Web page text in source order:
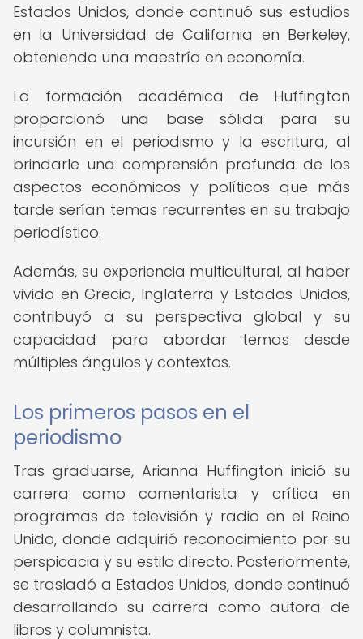
Estados Unidos, donde continuó sus estudios
en la Universidad de California en Berkeley,
obteniendo una maestría en economía.
La formación académica de Huffington
proporcionó una base sólida para su
incursión en el periodismo y la escritura, al
brindarle una comprensión profunda de los
aspectos económicos y políticos que más
tarde serían temas recurrentes en su trabajo
periodístico.
Además, su experiencia multicultural, al haber
vivido en Grecia, Inglaterra y Estados Unidos,
contribuyó a su perspectiva global y su
capacidad para abordar temas desde
múltiples ángulos y contextos.
Los primeros pasos en el
periodismo
Tras graduarse, Arianna Huffington inició su
carrera como comentarista y crítica en
programas de televisión y radio en el Reino
Unido, donde adquirió reconocimiento por su
perspicacia y su estilo directo. Posteriormente,
se trasladó a Estados Unidos, donde continuó
desarrollando su carrera como autora de
libros y columnista.